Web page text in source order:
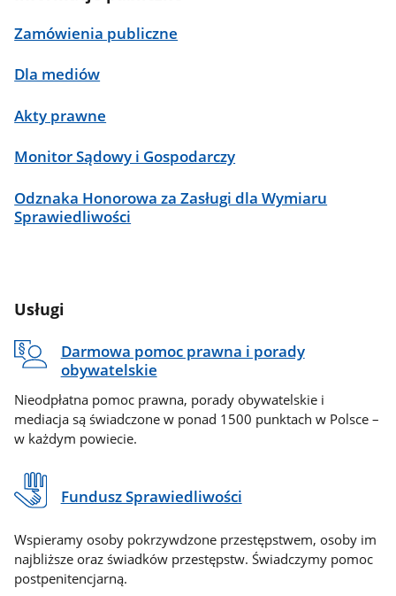
Zamówienia publiczne
Dla mediów
Akty prawne
Monitor Sądowy i Gospodarczy
Odznaka Honorowa za Zasługi dla Wymiaru
Sprawiedliwości
Usługi
Darmowa pomoc prawna i porady
obywatelskie
Nieodpłatna pomoc prawna, porady obywatelskie i
mediacja są świadczone w ponad 1500 punktach w Polsce –
w każdym powiecie.
Fundusz Sprawiedliwości
Wspieramy osoby pokrzywdzone przestępstwem, osoby im
najbliższe oraz świadków przestępstw. Świadczymy pomoc
postpenitencjarną.